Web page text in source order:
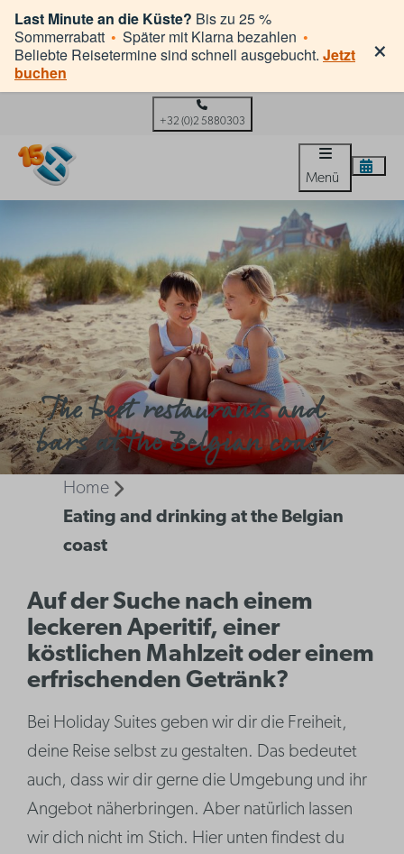
Last Minute an die Küste? Bis zu 25 %
Sommerrabatt • Später mit Klarna bezahlen •
Beliebte Reisetermine sind schnell ausgebucht. Jetzt
buchen
×
+32 (0)2 5880303
Menü
The best restaurants and
bars at the Belgian coast
Home
Eating and drinking at the Belgian
coast
Auf der Suche nach einem
leckeren Aperitif, einer
köstlichen Mahlzeit oder einem
erfrischenden Getränk?
Bei Holiday Suites geben wir dir die Freiheit,
deine Reise selbst zu gestalten. Das bedeutet
auch, dass wir dir gerne die Umgebung und ihr
Angebot näherbringen. Aber natürlich lassen
wir dich nicht im Stich. Hier unten findest du